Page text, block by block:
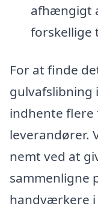
afhængigt
forskellige
For at finde
gulvafslibning
indhente flere
leverandører.
nemt ved at
sammenligne
handværkere i